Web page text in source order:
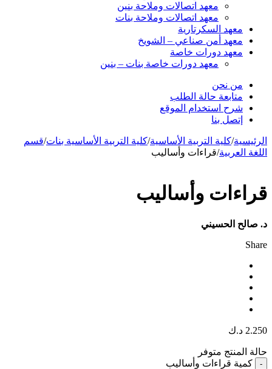
معهد اتصالات وملاحة بنين
معهد اتصالات وملاحة بنات
معهد السكرتارية
معهد أمن صناعي – الشويخ
معهد دورات خاصة
معهد دورات خاصة بنات – بنين
من نحن
متابعة حالة الطلب
شرح استخدام الموقع
إتصل بنا
الرئيسية/كلية التربية الأساسية/كلية التربية الأساسية بنات/قسم
اللغة العربية/قراءات وأساليب
قراءات وأساليب
د. صالح الحسيني
Share
2.250 د.ك
حالة المنتج متوفر
كمية قراءات وأساليب